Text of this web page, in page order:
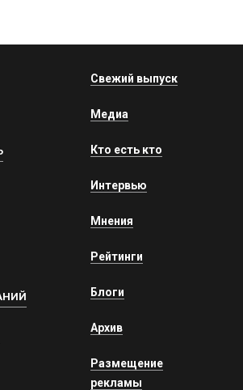
Свежий выпуск
Медиа
Кто есть кто
Интервью
Мнения
Рейтинги
Блоги
Архив
Размещение
рекламы